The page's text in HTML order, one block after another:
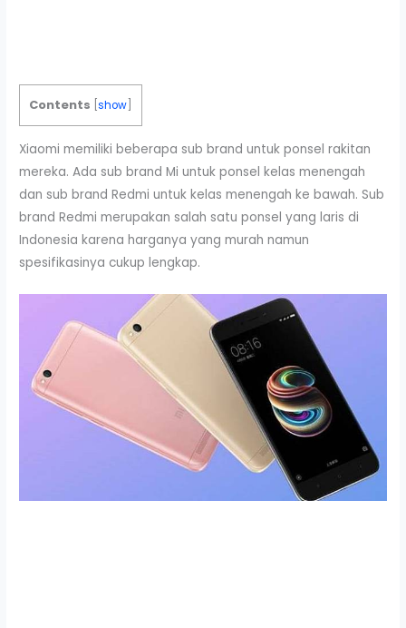
Contents [show
Xiaomi memiliki beberapa sub brand untuk ponsel rakitan
mereka. Ada sub brand Mi untuk ponsel kelas menengah
dan sub brand Redmi untuk kelas menengah ke bawah. Sub
brand Redmi merupakan salah satu ponsel yang laris di
Indonesia karena harganya yang murah namun
spesifikasinya cukup lengkap.